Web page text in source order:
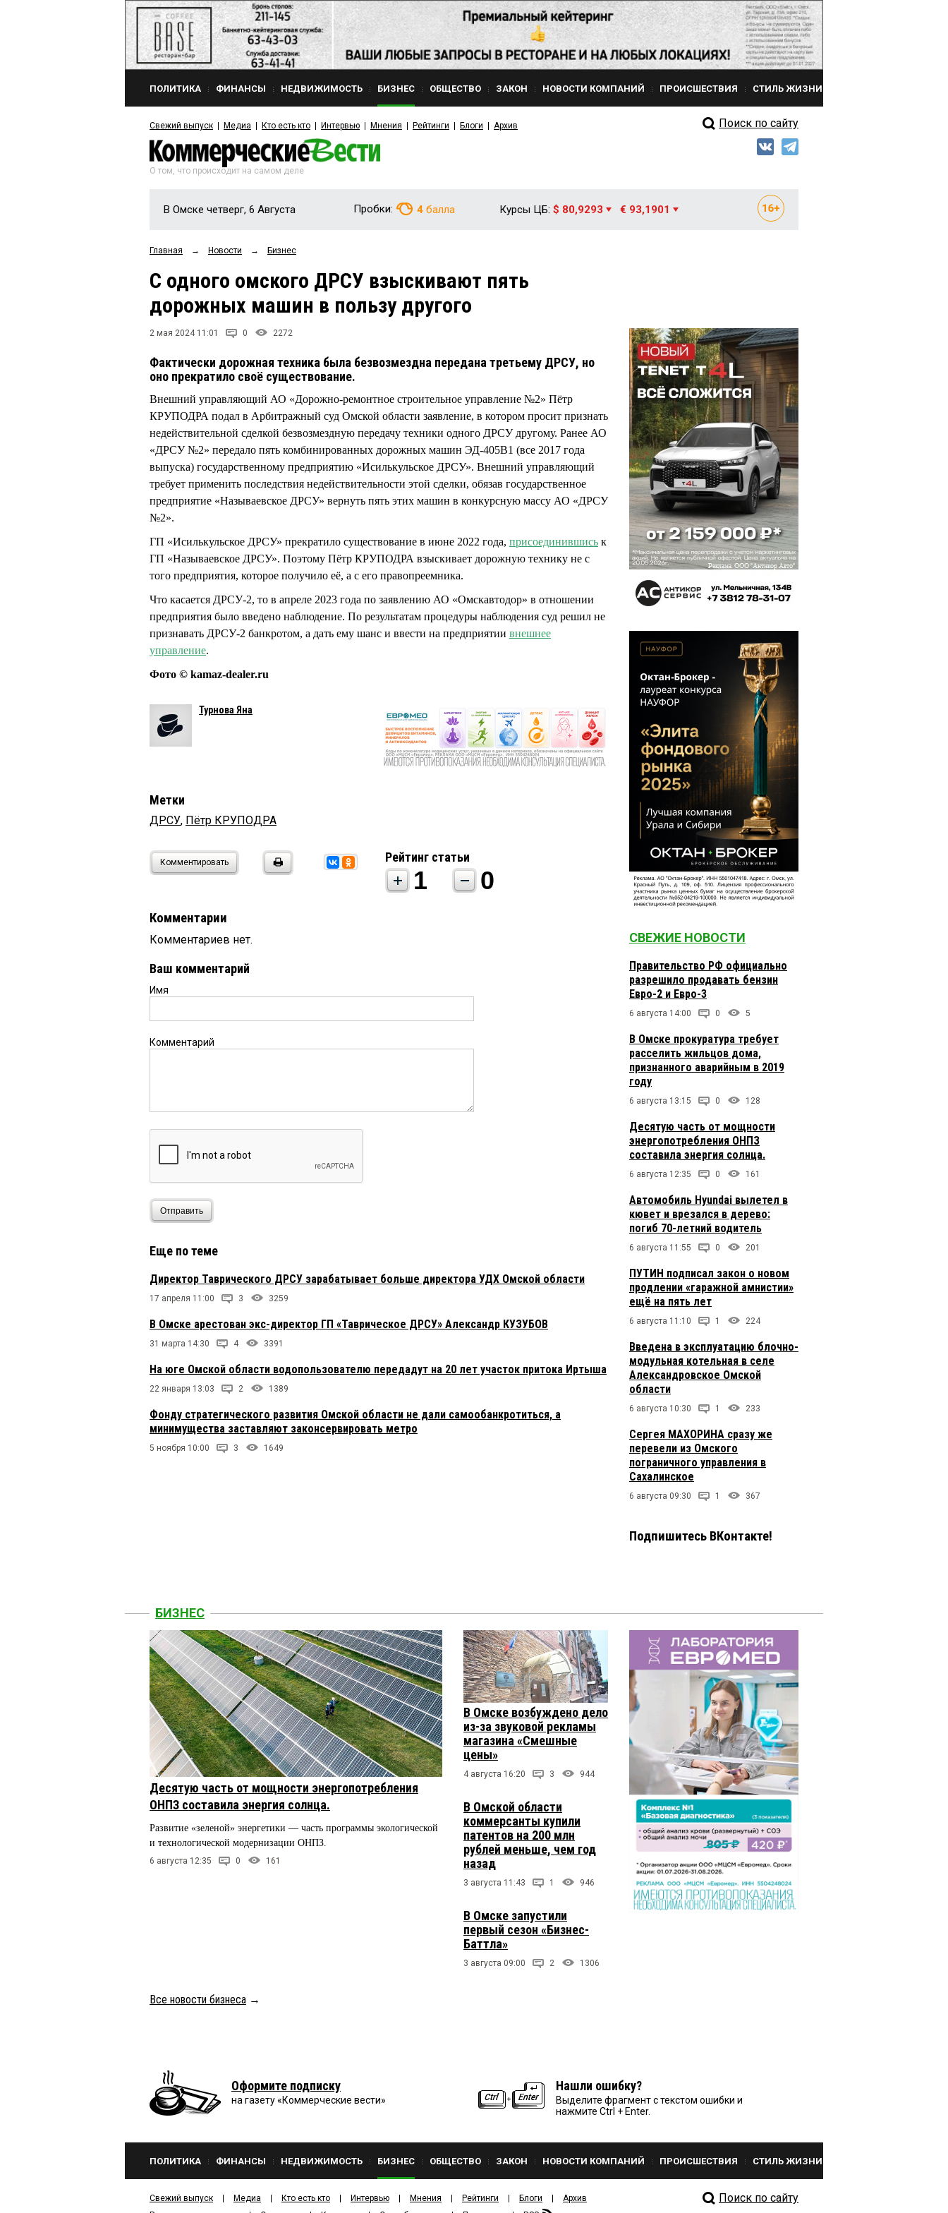
ПОЛИТИКА ФИНАНСЫ НЕДВИЖИМОСТЬ БИЗНЕС ОБЩЕСТВО ЗАКОН НОВОСТИ КОМПАНИЙ ПРОИСШЕСТВИЯ СТИЛЬ ЖИЗНИ
Свежий выпуск Медиа Кто есть кто Интервью Мнения Рейтинги Блоги Архив Поиск по сайту
О том, что происходит на самом деле
В Омске четверг, 6 Августа Пробки: 4 балла Курсы ЦБ: $ 80,9293 € 93,1901
Главная → Новости → Бизнес
С одного омского ДРСУ взыскивают пять
дорожных машин в пользу другого
2 мая 2024 11:01 0 2272
Фактически дорожная техника была безвозмездна передана третьему ДРСУ, но
оно прекратило своё существование.
Внешний управляющий АО «Дорожно-ремонтное строительное управление №2» Пётр
КРУПОДРА подал в Арбитражный суд Омской области заявление, в котором просит признать
недействительной сделкой безвозмездную передачу техники одного ДРСУ другому. Ранее АО
«ДРСУ №2» передало пять комбинированных дорожных машин ЭД-405В1 (все 2017 года
выпуска) государственному предприятию «Исилькульское ДРСУ». Внешний управляющий
требует применить последствия недействительности этой сделки, обязав государственное
предприятие «Называевское ДРСУ» вернуть пять этих машин в конкурсную массу АО «ДРСУ
№2».
ГП «Исилькульское ДРСУ» прекратило существование в июне 2022 года, присоединившись к
ГП «Называевское ДРСУ». Поэтому Пётр КРУПОДРА взыскивает дорожную технику не с
того предприятия, которое получило её, а с его правопреемника.
Что касается ДРСУ-2, то в апреле 2023 года по заявлению АО «Омскавтодор» в отношении
предприятия было введено наблюдение. По результатам процедуры наблюдения суд решил не
признавать ДРСУ-2 банкротом, а дать ему шанс и ввести на предприятии внешнее
управление.
Фото © kamaz-dealer.ru
Турнова Яна
Метки
ДРСУ, Пётр КРУПОДРА
Комментировать Рейтинг статьи
1 0
Комментарии
Комментариев нет.
Ваш комментарий
Имя
Комментарий
Отправить
Еще по теме
Директор Таврического ДРСУ зарабатывает больше директора УДХ Омской области
17 апреля 11:00 3 3259
В Омске арестован экс-директор ГП «Таврическое ДРСУ» Александр КУЗУБОВ
31 марта 14:30 4 3391
На юге Омской области водопользователю передадут на 20 лет участок притока Иртыша
22 января 13:03 2 1389
Фонду стратегического развития Омской области не дали самообанкротиться, а
минимущества заставляют законсервировать метро
5 ноября 10:00 3 1649
СВЕЖИЕ НОВОСТИ
Правительство РФ официально
разрешило продавать бензин
Евро-2 и Евро-3
6 августа 14:00 0 5
В Омске прокуратура требует
расселить жильцов дома,
признанного аварийным в 2019
году
6 августа 13:15 0 128
Десятую часть от мощности
энергопотребления ОНПЗ
составила энергия солнца.
6 августа 12:35 0 161
Автомобиль Hyundai вылетел в
кювет и врезался в дерево:
погиб 70-летний водитель
6 августа 11:55 0 201
ПУТИН подписал закон о новом
продлении «гаражной амнистии»
ещё на пять лет
6 августа 11:10 1 224
Введена в эксплуатацию блочно-
модульная котельная в селе
Александровское Омской
области
6 августа 10:30 1 233
Сергея МАХОРИНА сразу же
перевели из Омского
пограничного управления в
Сахалинское
6 августа 09:30 1 367
Подпишитесь ВКонтакте!
БИЗНЕС
Десятую часть от мощности энергопотребления
ОНПЗ составила энергия солнца.
Развитие «зеленой» энергетики — часть программы экологической
и технологической модернизации ОНПЗ.
6 августа 12:35 0 161
В Омске возбуждено дело
из-за звуковой рекламы
магазина «Смешные
цены»
4 августа 16:20 3 944
В Омской области
коммерсанты купили
патентов на 200 млн
рублей меньше, чем год
назад
3 августа 11:43 1 946
В Омске запустили
первый сезон «Бизнес-
Баттла»
3 августа 09:00 2 1306
Все новости бизнеса →
Оформите подписку
на газету «Коммерческие вести»
Нашли ошибку?
Выделите фрагмент с текстом ошибки и
нажмите Ctrl + Enter.
ПОЛИТИКА ФИНАНСЫ НЕДВИЖИМОСТЬ БИЗНЕС ОБЩЕСТВО ЗАКОН НОВОСТИ КОМПАНИЙ ПРОИСШЕСТВИЯ СТИЛЬ ЖИЗНИ
Свежий выпуск Медиа Кто есть кто Интервью Мнения Рейтинги Блоги
Архив
Поиск по сайту